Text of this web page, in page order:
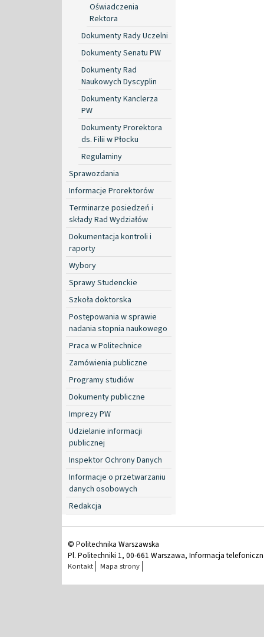
Oświadczenia
Rektora
Dokumenty Rady Uczelni
Dokumenty Senatu PW
Dokumenty Rad
Naukowych Dyscyplin
Dokumenty Kanclerza
PW
Dokumenty Prorektora
ds. Filii w Płocku
Regulaminy
Sprawozdania
Informacje Prorektorów
Terminarze posiedzeń i
składy Rad Wydziałów
Dokumentacja kontroli i
raporty
Wybory
Sprawy Studenckie
Szkoła doktorska
Postępowania w sprawie
nadania stopnia naukowego
Praca w Politechnice
Zamówienia publiczne
Programy studiów
Dokumenty publiczne
Imprezy PW
Udzielanie informacji
publicznej
Inspektor Ochrony Danych
Informacje o przetwarzaniu
danych osobowych
Redakcja
© Politechnika Warszawska
Pl. Politechniki 1, 00-661 Warszawa, Informacja
Kontakt Mapa strony